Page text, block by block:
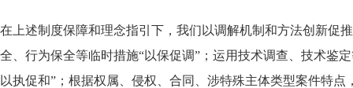
在上述制度保障和理念指引下，我们以调解机制和方法创新促
全、行为保全等临时措施“以保促调”；运用技术调查、技术鉴
以执促和”；根据权属、侵权、合同、涉特殊主体类型案件特点